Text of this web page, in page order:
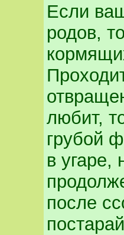
Если
родов,
любит,
грубой
в
после